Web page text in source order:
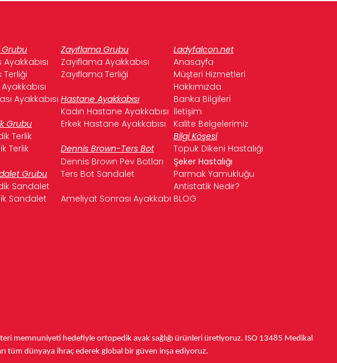
Grubu Zayıflama Grubu
Ladyfalcon.net
Zayıflama Ayakkabısı
Anasayfa
Terliği Zayıflama Terliği
Müşteri Hizmetleri
Hakkımızda
Ayakkabısı Hastane Ayakkabısı
Banka Bilgileri
Kadın Hastane Ayakkabısı İletişim
Grubu Erkek Hastane Ayakkabısı
Kalite Belgelerimiz
Terlik
Bilgi Köşesi
Terlik Dennis Brown-Ters Bot
Topuk Dikeni Hastalığı
Dennis Brown Pev Botları
Şeker Hastalığı
Grubu Ters Bot Sandalet
Parmak Yamukluğu
Sandalet
Antistatik Nedir?
Sandalet Ameliyat Sonrası Ayakkabı BLOG
memnuniyeti hedefiyle ortopedik ayak sağlığı ürünleri üretiyoruz. ISO 13485 Medikal
tüm dünyaya ihraç ederek global bir güven inşa ediyoruz.